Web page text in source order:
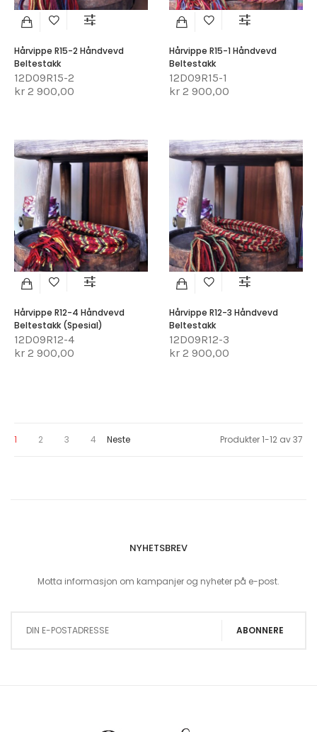
Hårvippe R15-2 Håndvevd
Beltestakk
12D09R15-2
kr 2 900,00
Hårvippe R15-1 Håndvevd
Beltestakk
12D09R15-1
kr 2 900,00
Hårvippe R12-4 Håndvevd
Beltestakk (Spesial)
12D09R12-4
kr 2 900,00
Hårvippe R12-3 Håndvevd
Beltestakk
12D09R12-3
kr 2 900,00
Produkter1-12 av37
You're currently reading page
1 Page
2 Page
3 Page
4 Page
Neste
NYHETSBREV
Motta informasjon om kampanjer og nyheter på e-post.
ABONNERE